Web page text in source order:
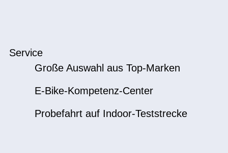
Service
Große Auswahl aus Top-Marken
E-Bike-Kompetenz-Center
Probefahrt auf Indoor-Teststrecke